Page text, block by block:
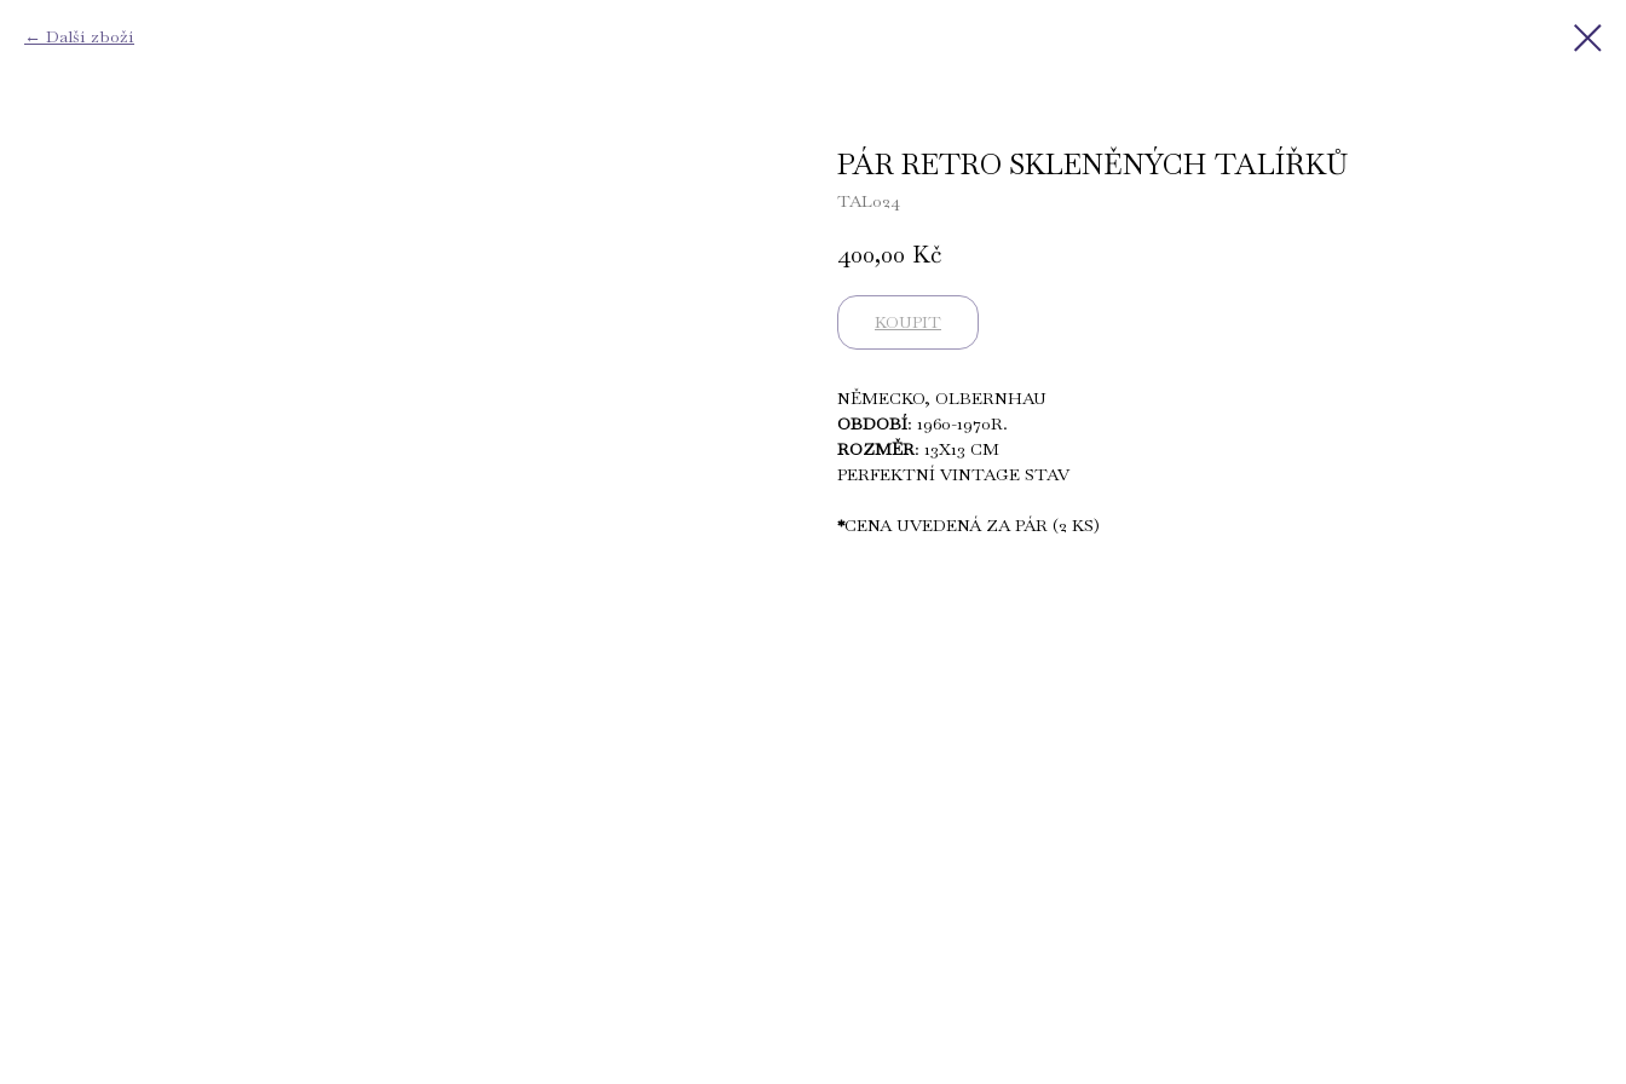
Další zboží
PÁR RETRO SKLENĚNÝCH TALÍŘKŮ
TAL024
400,00 Kč
KOUPIT
NĚMECKO, OLBERNHAU
OBDOBÍ: 1960-1970R.
ROZMĚR: 13X13 CM
PERFEKTNÍ VINTAGE STAV
*CENA UVEDENÁ ZA PÁR (2 KS)